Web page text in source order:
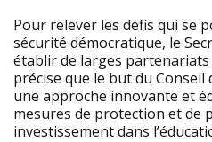
Pour relever les défis qui se
sécurité démocratique, le
établir de larges partenariats
précise que le but du Conseil
une approche innovante et
mesures de protection et de
investissement dans